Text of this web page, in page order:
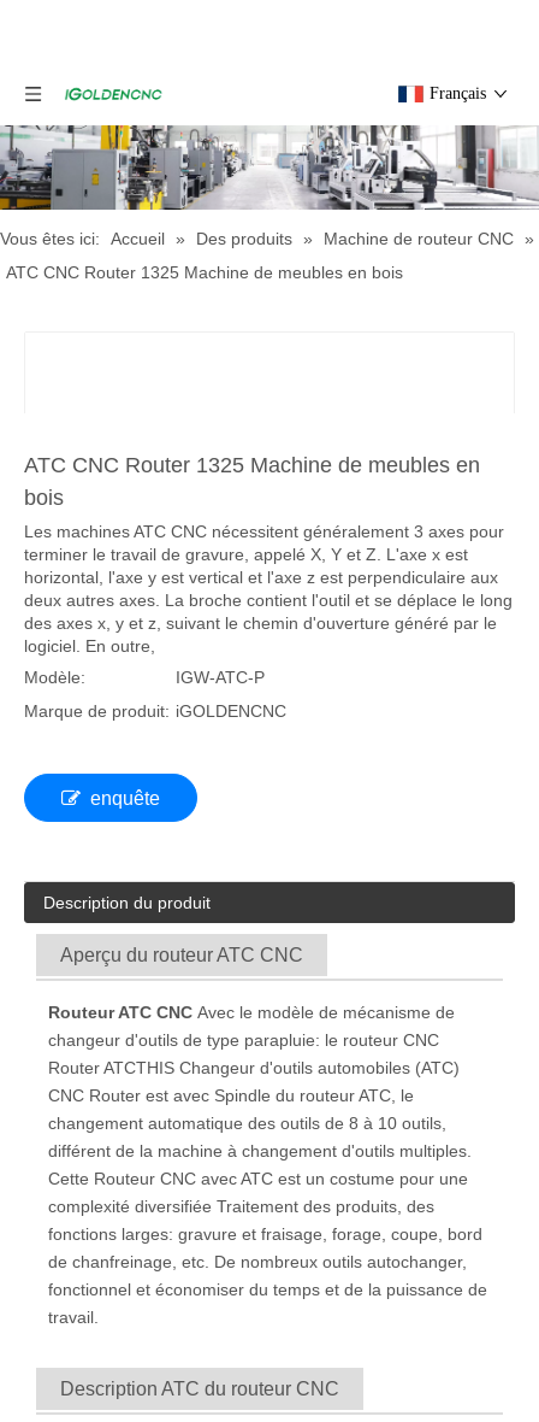
Français
Vous êtes ici: Accueil » Des produits » Machine de routeur CNC »
ATC CNC Router 1325 Machine de meubles en bois
ATC CNC Router 1325 Machine de meubles en
bois
Les machines ATC CNC nécessitent généralement 3 axes pour
terminer le travail de gravure, appelé X, Y et Z. L'axe x est
horizontal, l'axe y est vertical et l'axe z est perpendiculaire aux
deux autres axes. La broche contient l'outil et se déplace le long
des axes x, y et z, suivant le chemin d'ouverture généré par le
logiciel. En outre,
Modèle:
IGW-ATC-P
Marque de produit: iGOLDENCNC
enquête
Description du produit
Aperçu du routeur ATC CNC
Routeur ATC CNC Avec le modèle de mécanisme de
changeur d'outils de type parapluie: le routeur CNC
Router ATCTHIS Changeur d'outils automobiles (ATC)
CNC Router est avec Spindle du routeur ATC, le
changement automatique des outils de 8 à 10 outils,
différent de la machine à changement d'outils multiples.
Cette Routeur CNC avec ATC est un costume pour une
complexité diversifiée Traitement des produits, des
fonctions larges: gravure et fraisage, forage, coupe, bord
de chanfreinage, etc. De nombreux outils autochanger,
fonctionnel et économiser du temps et de la puissance de
travail.
Description ATC du routeur CNC